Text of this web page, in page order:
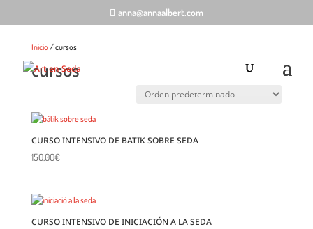
anna@annaalbert.com
Inicio/ cursos
cursos
CURSO INTENSIVO DE BATIK SOBRE SEDA
150,00€
CURSO INTENSIVO DE INICIACIÓN A LA SEDA